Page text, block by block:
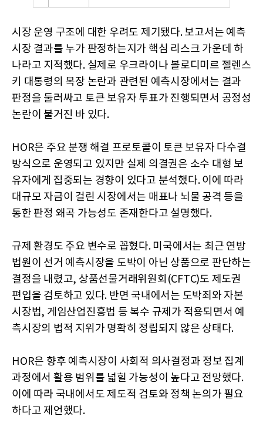
시장 운영 구조에 대한 우려도 제기됐다. 보고서는 예측
시장 결과를 누가 판정하는지가 핵심 리스크 가운데 하
나라고 지적했다. 실제로 우크라이나 볼로디미르 젤렌스
키 대통령의 복장 논란과 관련된 예측시장에서는 결과
판정을 둘러싸고 토큰 보유자 투표가 진행되면서 공정성
논란이 불거진 바 있다.
HOR은 주요 분쟁 해결 프로토콜이 토큰 보유자 다수결
방식으로 운영되고 있지만 실제 의결권은 소수 대형 보
유자에게 집중되는 경향이 있다고 분석했다. 이에 따라
대규모 자금이 걸린 시장에서는 매표나 뇌물 공격 등을
통한 판정 왜곡 가능성도 존재한다고 설명했다.
규제 환경도 주요 변수로 꼽혔다. 미국에서는 최근 연방
법원이 선거 예측시장을 도박이 아닌 상품으로 판단하는
결정을 내렸고, 상품선물거래위원회(CFTC)도 제도권
편입을 검토하고 있다. 반면 국내에서는 도박죄와 자본
시장법, 게임산업진흥법 등 복수 규제가 적용되면서 예
측시장의 법적 지위가 명확히 정립되지 않은 상태다.
HOR은 향후 예측시장이 사회적 의사결정과 정보 집계
과정에서 활용 범위를 넓힐 가능성이 높다고 전망했다.
이에 따라 국내에서도 제도적 검토와 정책 논의가 필요
하다고 제언했다.